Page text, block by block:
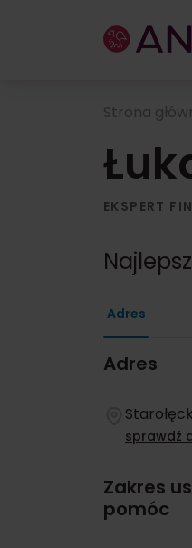
Strona
EKSPERT
Adres
Adres
sprawdź
Zakres
pomóc